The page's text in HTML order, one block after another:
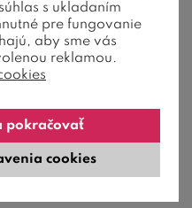
CARBONIA s
200x200cm,
s ukladaním
pre fungovanie
aby sme vás
reklamou.
cookies
pokračovať